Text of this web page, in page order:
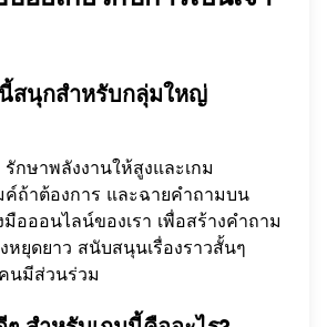
สนุกสำหรับกลุ่มใหญ่
กษาพลังงานให้สูงและเกม
ค์ถ้าต้องการ และฉายคำถามบน
มือออนไลน์ของเรา เพื่อสร้างคำถาม
หยุดยาว สนับสนุนเรื่องราวสั้นๆ
นมีส่วนร่วม